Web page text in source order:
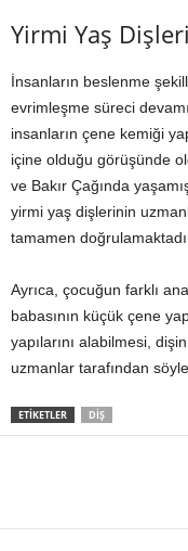
Yirmi Yaş
İnsanların beslenme
evrimleşme süreci
insanların çene kemiği
içine olduğu görüşünde
ve Bakır Çağında
yirmi yaş dişlerinin
tamamen
Ayrıca, çocuğun farklı
babasının küçük çene
yapılarını alabilmesi,
uzmanlar tarafından
ETIKETLER DIŞ